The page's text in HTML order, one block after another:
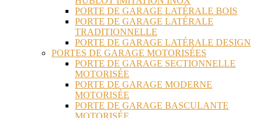
PORTE DE GARAGE LATÉRALE BOIS
PORTE DE GARAGE LATÉRALE
TRADITIONNELLE
PORTE DE GARAGE LATÉRALE DESIGN
PORTES DE GARAGE MOTORISÉES
PORTE DE GARAGE SECTIONNELLE
MOTORISÉE
PORTE DE GARAGE MODERNE
MOTORISÉE
PORTE DE GARAGE BASCULANTE